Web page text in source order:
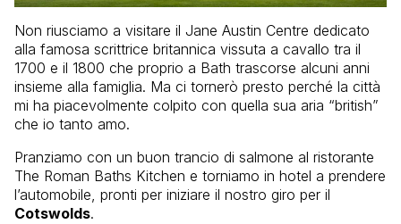
Non riusciamo a visitare il Jane Austin Centre dedicato
alla famosa scrittrice britannica vissuta a cavallo tra il
1700 e il 1800 che proprio a Bath trascorse alcuni anni
insieme alla famiglia. Ma ci tornerò presto perché la città
mi ha piacevolmente colpito con quella sua aria “british”
che io tanto amo.
Pranziamo con un buon trancio di salmone al ristorante
The Roman Baths Kitchen e torniamo in hotel a prendere
l’automobile, pronti per iniziare il nostro giro per il
Cotswolds.